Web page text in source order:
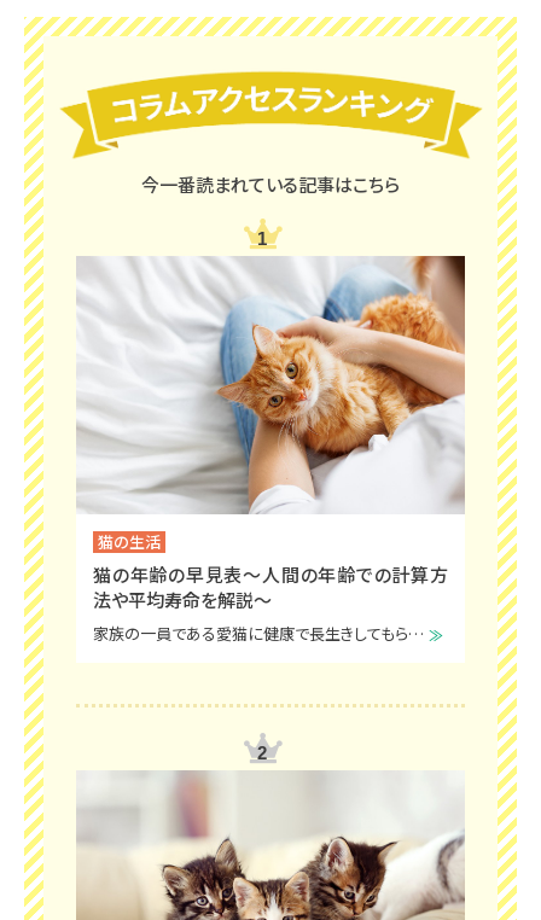
今一番読まれている記事はこちら
猫の生活
猫の年齢の早見表～人間の年齢での計算方
法や平均寿命を解説～
家族の一員である愛猫に健康で長生きしてもらうには、ライフステージに合わせたサポートが大切です。